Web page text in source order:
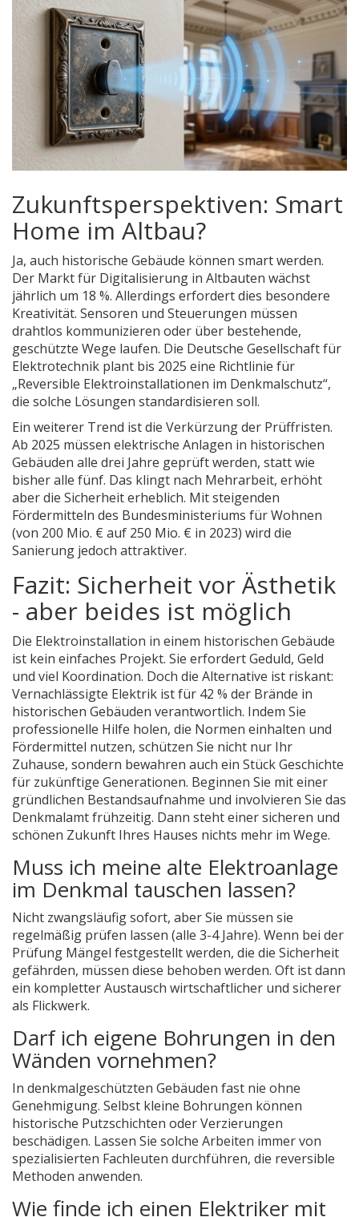
Zukunftsperspektiven: Smart
Home im Altbau?
Ja, auch historische Gebäude können smart werden.
Der Markt für Digitalisierung in Altbauten wächst
jährlich um 18 %. Allerdings erfordert dies besondere
Kreativität. Sensoren und Steuerungen müssen
drahtlos kommunizieren oder über bestehende,
geschützte Wege laufen. Die Deutsche Gesellschaft für
Elektrotechnik plant bis 2025 eine Richtlinie für
„Reversible Elektroinstallationen im Denkmalschutz“,
die solche Lösungen standardisieren soll.
Ein weiterer Trend ist die Verkürzung der Prüffristen.
Ab 2025 müssen elektrische Anlagen in historischen
Gebäuden alle drei Jahre geprüft werden, statt wie
bisher alle fünf. Das klingt nach Mehrarbeit, erhöht
aber die Sicherheit erheblich. Mit steigenden
Fördermitteln des Bundesministeriums für Wohnen
(von 200 Mio. € auf 250 Mio. € in 2023) wird die
Sanierung jedoch attraktiver.
Fazit: Sicherheit vor Ästhetik
- aber beides ist möglich
Die Elektroinstallation in einem historischen Gebäude
ist kein einfaches Projekt. Sie erfordert Geduld, Geld
und viel Koordination. Doch die Alternative ist riskant:
Vernachlässigte Elektrik ist für 42 % der Brände in
historischen Gebäuden verantwortlich. Indem Sie
professionelle Hilfe holen, die Normen einhalten und
Fördermittel nutzen, schützen Sie nicht nur Ihr
Zuhause, sondern bewahren auch ein Stück Geschichte
für zukünftige Generationen. Beginnen Sie mit einer
gründlichen Bestandsaufnahme und involvieren Sie das
Denkmalamt frühzeitig. Dann steht einer sicheren und
schönen Zukunft Ihres Hauses nichts mehr im Wege.
Muss ich meine alte Elektroanlage
im Denkmal tauschen lassen?
Nicht zwangsläufig sofort, aber Sie müssen sie
regelmäßig prüfen lassen (alle 3-4 Jahre). Wenn bei der
Prüfung Mängel festgestellt werden, die die Sicherheit
gefährden, müssen diese behoben werden. Oft ist dann
ein kompletter Austausch wirtschaftlicher und sicherer
als Flickwerk.
Darf ich eigene Bohrungen in den
Wänden vornehmen?
In denkmalgeschützten Gebäuden fast nie ohne
Genehmigung. Selbst kleine Bohrungen können
historische Putzschichten oder Verzierungen
beschädigen. Lassen Sie solche Arbeiten immer von
spezialisierten Fachleuten durchführen, die reversible
Methoden anwenden.
Wie finde ich einen Elektriker mit